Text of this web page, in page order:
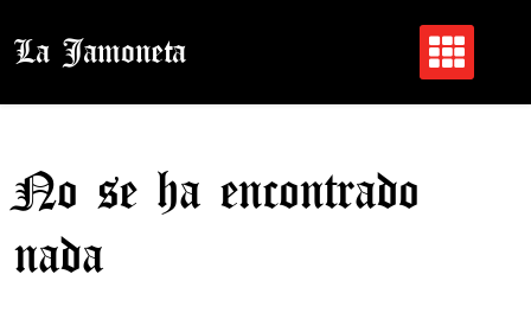
contenido
La Jamoneta
No se ha encontrado
nada